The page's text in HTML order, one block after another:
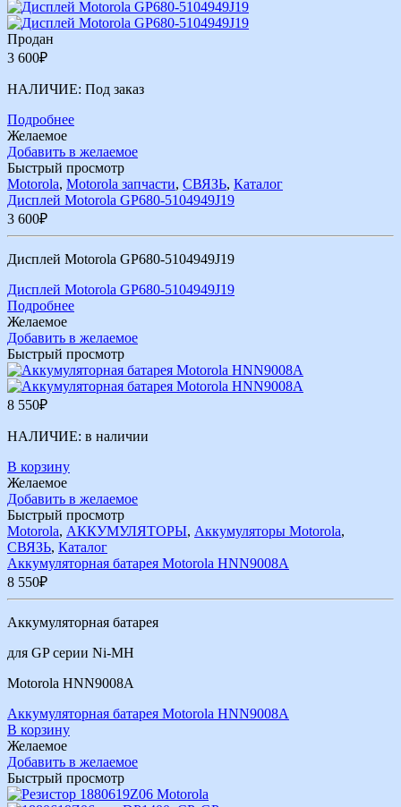
Продан
3 600₽
НАЛИЧИЕ: Под заказ
Подробнее
Желаемое
Добавить в желаемое
Быстрый просмотр
Motorola, Motorola запчасти, СВЯЗЬ, Каталог
Дисплей Motorola GP680-5104949J19
3 600₽
Дисплей Motorola GP680-5104949J19
Дисплей Motorola GP680-5104949J19
Подробнее
Желаемое
Добавить в желаемое
Быстрый просмотр
8 550₽
НАЛИЧИЕ: в наличии
В корзину
Желаемое
Добавить в желаемое
Быстрый просмотр
Motorola, АККУМУЛЯТОРЫ, Аккумуляторы Motorola,
СВЯЗЬ, Каталог
Аккумуляторная батарея Motorola HNN9008A
8 550₽
Аккумуляторная батарея
для GP серии Ni-MH
Motorola HNN9008A
Аккумуляторная батарея Motorola HNN9008A
В корзину
Желаемое
Добавить в желаемое
Быстрый просмотр